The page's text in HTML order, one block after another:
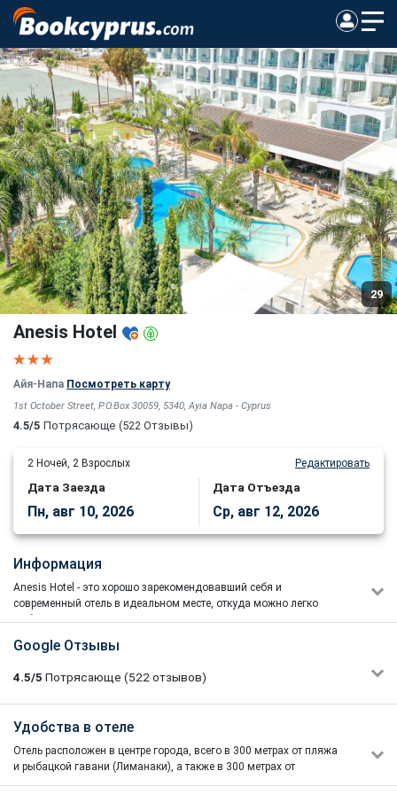
29
Anesis Hotel
Айя-Напа Посмотреть карту
1st October Street, P.O.Box 30059, 5340, Ayia Napa - Cyprus
4.5/5 Потрясающе (522 Отзывы)
2 Ночей, 2 Взрослых Редактировать
Дата Заезда
Пн, авг 10, 2026
Дата Отъезда
Ср, авг 12, 2026
Информация
Anesis Hotel - это хорошо зарекомендовавший себя и
современный отель в идеальном месте, откуда можно легко
добраться до пляжа и центра Айя-Напы. Семейная гостиница
стандартных комнат до семейных и улучшенных номеров со
В отеле есть все неебходимое для комфортного пребывания:
зонтики, тренажерный зал, сауна, массажная комната,
конференц-зал и бар у бассейна. Отель предлагает также закуски
и обеденный бар, просторную гостиную, зону со спутниковым
Google Отзывы
4.5/5 Потрясающе (522 отзывов)
Maryna Tsarova
Спасибо ❤ за гостеприимство, отношение, вкусную и
разнообразную еду, мы чувствовали себя как в семье!
Персонал отзывчивый, повара лучше всяких похвал, такую
Удобства в отеле
Отель расположен в центре города, всего в 300 метрах от пляжа
и рыбацкой гавани (Лиманаки), а также в 300 метрах от
центральной площади Айя-Напы с множеством магазинов и